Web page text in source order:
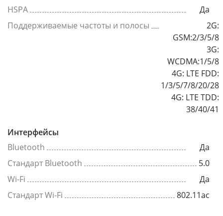
HSPA
Да
Поддерживаемые частоты и полосы
2G:
GSM:2/3/5/8
3G:
WCDMA:1/5/8
4G: LTE FDD:
1/3/5/7/8/20/28
4G: LTE TDD:
38/40/41
Интерфейсы
Bluetooth
Да
Стандарт Bluetooth
5.0
Wi-Fi
Да
Стандарт Wi-Fi
802.11ac